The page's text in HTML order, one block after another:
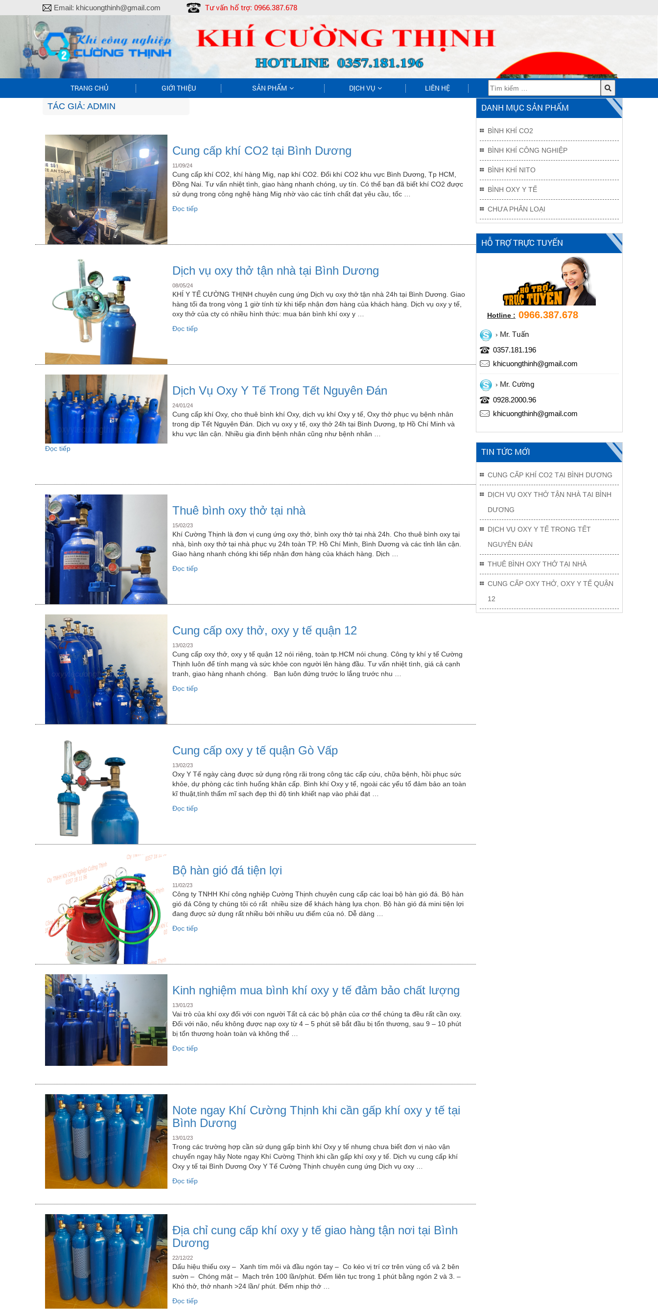
Email: khicuongthinh@gmail.com Tư vấn hổ trợ: 0966.387.678
TRANG CHỦ GIỚI THIỆU SẢN PHẨM DỊCH VỤ LIÊN HỆ
TÁC GIẢ: ADMIN
Cung cấp khí CO2 tại Bình Dương
11/09/24
Cung cấp khí CO2, khí hàng Mig, nạp khí CO2. Đổi khí CO2 khu vực Bình Dương, Tp HCM,
Đồng Nai. Tư vấn nhiệt tình, giao hàng nhanh chóng, uy tín. Có thể bạn đã biết khí CO2 được
sử dụng trong công nghệ hàng Mig nhờ vào các tính chất đạt yêu cầu, tốc …
Đọc tiếp“Cung
tại
Dương”
Dịch vụ oxy thở tận nhà tại Bình Dương
08/05/24
KHÍ Y TẾ CƯỜNG THỊNH chuyên cung ứng Dịch vụ oxy thở tận nhà 24h tại Bình Dương. Giao
hàng tối đa trong vòng 1 giờ tính từ khi tiếp nhận đơn hàng của khách hàng. Dịch vụ oxy y tế,
oxy thở của cty có nhiều hình thức: mua bán bình khí oxy y …
Đọc tiếp“Dịch
tận
tại
Bình
Dịch Vụ Oxy Y Tế Trong Tết Nguyên Đán
24/01/24
Cung cấp khí Oxy, cho thuê bình khí Oxy, dịch vụ khí Oxy y tế, Oxy thở phục vụ bệnh nhân
trong dịp Tết Nguyên Đán. Dịch vụ oxy y tế, oxy thở 24h tại Bình Dương, tp Hồ Chí Minh và
khu vực lân cận. Nhiều gia đình bệnh nhân cũng như bệnh nhân …
Đọc tiếp“Dịch
Tế
Trong
Tết
Nguyên
Đán”
Thuê bình oxy thở tại nhà
15/02/23
Khí Cường Thịnh là đơn vị cung ứng oxy thở, bình oxy thở tại nhà 24h. Cho thuê bình oxy tại
nhà, bình oxy thở tại nhà phục vụ 24h toàn TP. Hồ Chí Minh, Bình Dương và các tỉnh lân cận.
Giao hàng nhanh chóng khi tiếp nhận đơn hàng của khách hàng. Dịch …
Đọc tiếp“Thuê
tại
Cung cấp oxy thở, oxy y tế quận 12
13/02/23
Cung cấp oxy thở, oxy y tế quận 12 nói riêng, toàn tp.HCM nói chung. Công ty khí y tế Cường
Thịnh luôn để tính mạng và sức khỏe con người lên hàng đầu. Tư vấn nhiệt tình, giá cả cạnh
tranh, giao hàng nhanh chóng. Bạn luôn đứng trước lo lắng trước nhu …
Đọc tiếp“Cung
oxy
tế
quận
Cung cấp oxy y tế quận Gò Vấp
13/02/23
Oxy Y Tế ngày càng được sử dụng rộng rãi trong công tác cấp cứu, chữa bệnh, hồi phục sức
khỏe, dự phòng các tình huống khân cấp. Bình khí Oxy y tế, ngoài các yếu tố đảm bảo an toàn
kĩ thuật,tính thẩm mĩ sạch đẹp thì độ tinh khiết nạp vào phải đạt …
Đọc tiếp“Cung
tế
Gò
Vấp”
Bộ hàn gió đá tiện lợi
11/02/23
Công ty TNHH Khí công nghiệp Cường Thịnh chuyên cung cấp các loại bộ hàn gió đá. Bộ hàn
gió đá Công ty chúng tôi có rất nhiều size để khách hàng lựa chọn. Bộ hàn gió đá mini tiện lợi
đang được sử dụng rất nhiều bởi nhiều ưu điểm của nó. Dễ dàng …
Đọc tiếp“Bộ
tiện
Kinh nghiệm mua bình khí oxy y tế đảm bảo chất lượng
13/01/23
Vai trò của khí oxy đối với con người Tất cả các bộ phận của cơ thể chúng ta đều rất cần oxy.
Đối với não, nếu không được nạp oxy từ 4 – 5 phút sẽ bắt đầu bị tổn thương, sau 9 – 10 phút
bị tổn thương hoàn toàn và không thể …
Đọc tiếp“Kinh
khí
tế
đảm
chất
lượng”
Note ngay Khí Cường Thịnh khi cần gấp khí oxy y tế tại
Bình Dương
13/01/23
Trong các trường hợp cần sử dụng gấp bình khí Oxy y tế nhưng chưa biết đơn vị nào vận
chuyển ngay hãy Note ngay Khí Cường Thịnh khi cần gấp khí oxy y tế. Dịch vụ cung cấp khí
Oxy y tế tại Bình Dương Oxy Y Tế Cường Thịnh chuyên cung ứng Dịch vụ oxy …
Đọc tiếp“Note
khi
cần
gấp
oxy
y
tế
Địa chỉ cung cấp khí oxy y tế giao hàng tận nơi tại Bình
Dương
22/12/22
Dấu hiệu thiếu oxy – Xanh tím môi và đầu ngón tay – Co kéo vị trí cơ trên vùng cổ và 2 bên
sườn – Chóng mặt – Mạch trên 100 lần/phút. Đếm liên tục trong 1 phút bằng ngón 2 và 3. –
Khó thở, thở nhanh >24 lần/ phút. Đếm nhịp thở …
Đọc tiếp“Địa
DANH MỤC SẢN PHẨM
BÌNH KHÍ CO2
BÌNH KHÍ CÔNG NGHIỆP
BÌNH KHÍ NITO
BÌNH OXY Y TẾ
CHƯA PHÂN LOẠI
HỖ TRỢ TRỰC TUYẾN
Hotline : 0966.387.678
Mr. Tuấn
0357.181.196
khicuongthinh@gmail.com
Mr. Cường
0928.2000.96
khicuongthinh@gmail.com
TIN TỨC MỚI
CUNG CẤP KHÍ CO2 TẠI BÌNH DƯƠNG
DỊCH VỤ OXY THỞ TẬN NHÀ TẠI BÌNH
DƯƠNG
DỊCH VỤ OXY Y TẾ TRONG TẾT
NGUYÊN ĐÁN
THUÊ BÌNH OXY THỞ TẠI NHÀ
CUNG CẤP OXY THỞ, OXY Y TẾ QUẬN
12